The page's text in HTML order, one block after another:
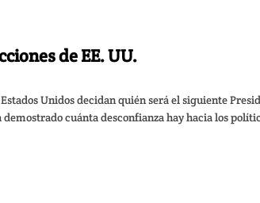
de EE. UU.
Unidos decidan quién será el siguiente
cuánta desconfianza hay hacia los